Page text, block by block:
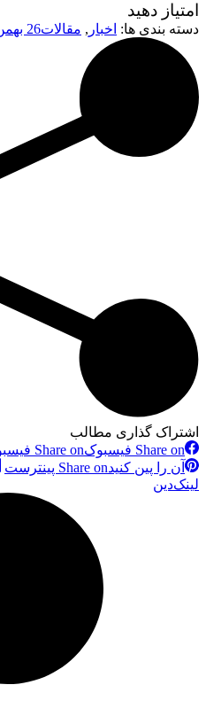
امتیاز دهید
دسته بندی ها: اخبار , مقالات26 بهمن 1404
اشتراک گذاری مطالب
Share on فیسبوک
Share on فیسبوک
آن را پین کنیدShare on پینترست
لینک‌دین